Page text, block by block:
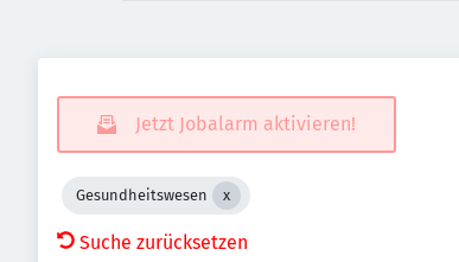
Jetzt Jobalarm aktivieren!
Gesundheitswesen
Suche zurücksetzen